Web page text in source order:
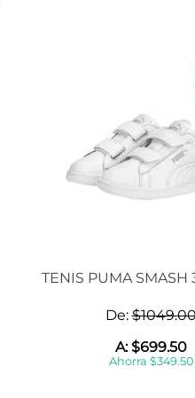
TENIS PUMA SMASH
De:$1049.
A:$699.50
Ahorra $349.50